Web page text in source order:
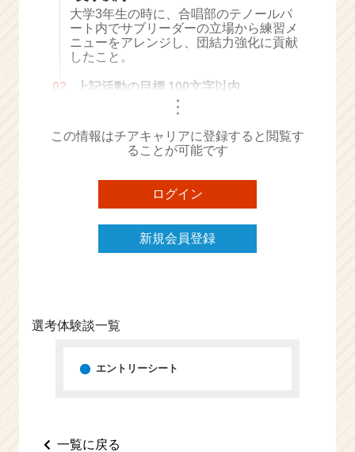
く
就
活
イ
ア
キ
リ
e
大学3年生の時に、合唱部のテノールパ
ート内でサブリーダーの立場から練習メ
ニューをアレンジし、団結力強化に貢献
したこと。
02.
上記活動の目標 100文字以内
・・・
この情報はチアキャリアに登録すると閲覧す
ることが可能です
ログイン
新規会員登録
選考体験談一覧
エントリーシート
一覧に戻る